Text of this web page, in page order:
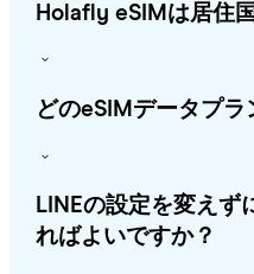
Holafly eSIMは居住
どのeSIMデータプ
LINEの設定を変えず
ればよいですか？